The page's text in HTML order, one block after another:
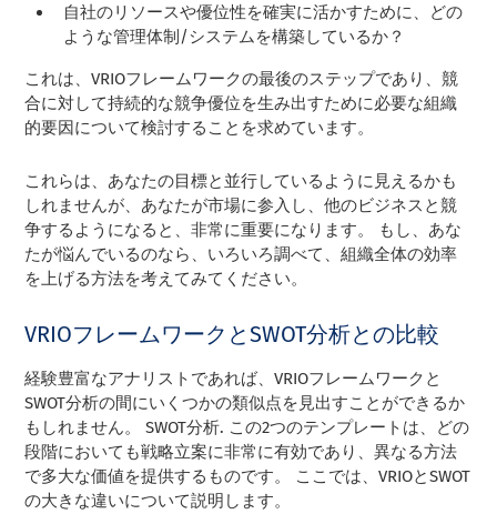
自社のリソースや優位性を確実に活かすために、どの
ような管理体制/システムを構築しているか？
これは、VRIOフレームワークの最後のステップであり、競
合に対して持続的な競争優位を生み出すために必要な組織
的要因について検討することを求めています。
これらは、あなたの目標と並行しているように見えるかも
しれませんが、あなたが市場に参入し、他のビジネスと競
争するようになると、非常に重要になります。 もし、あな
たが悩んでいるのなら、いろいろ調べて、組織全体の効率
を上げる方法を考えてみてください。
VRIOフレームワークとSWOT分析との比較
経験豊富なアナリストであれば、VRIOフレームワークと
SWOT分析の間にいくつかの類似点を見出すことができるか
もしれません。SWOT分析. この2つのテンプレートは、どの
段階においても戦略立案に非常に有効であり、異なる方法
で多大な価値を提供するものです。 ここでは、VRIOとSWOT
の大きな違いについて説明します。